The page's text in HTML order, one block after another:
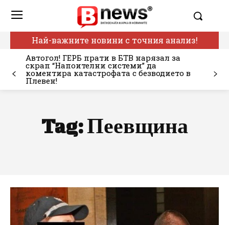
Най-важните новини с точния анализ!
Автогол! ГЕРБ прати в БТВ нарязал за
скрап “Напоителни системи” да
коментира катастрофата с безводието в
Плевен!
Tag:Пеевщина